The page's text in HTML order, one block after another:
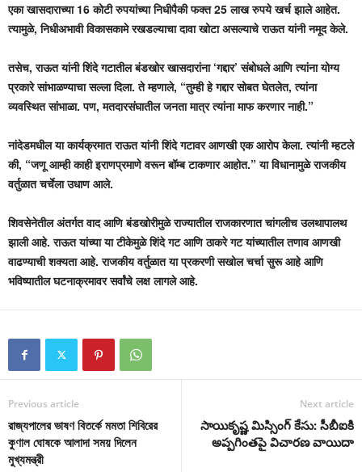
एका खासदाराच्या 16 कोटी रुपयांच्या निधीपैकी फक्त 25 लाख रुपये खर्च झाले आहेत.
त्यामुळे, निधीअभावी विकासकामे रखडल्याचा दावा खोटा असल्याचे राऊत यांनी नमूद केले.
तसेच, राऊत यांनी शिंदे गटातील बंडखोर खासदारांना ‘गद्दार’ संबोधले आणि त्यांना योग्य
प्रकारे सांभाळण्याचा सल्ला दिला. ते म्हणाले, “तुम्ही हे गद्दार सोबत घेतलेत, त्यांना
व्यवस्थित सांभाळा. पण, मतदारसंघातील जनता मात्र त्यांना माफ करणार नाही.”
नांदेडमधील या कार्यक्रमात राऊत यांनी शिंदे गटावर आणखी एक आरोप केला. त्यांनी म्हटले
की, “जणू आम्ही काही इराणप्रमाणे वरून बॉम्ब टाकणार आहोत.” या विधानामुळे राजकीय
वर्तुळात चर्चेला उधाण आले.
शिवसेनेतील अंतर्गत वाद आणि बंडखोरीमुळे राज्यातील राजकारणात चांगलीच उलथापालथ
झाली आहे. राऊत यांच्या या टीकेमुळे शिंदे गट आणि ठाकरे गट यांच्यातील तणाव आणखी
वाढण्याची शक्यता आहे. राजकीय वर्तुळात या प्रकरणी सखोल चर्चा सुरू आहे आणि
भविष्यातील घटनाक्रमावर सर्वांचे लक्ष लागले आहे.
Previous article
রাজ্যপালের ভাষণ বিতর্কে মমতা শিবিরের
কুণাল ঘোষকে আলাদা সময় দিলেন
মুখ্যমন্ত্রী
Next article
సాయికృష్ణ మిస్సింగ్ కేసు: సీబీఐకి
అప్పగింతపై విచారణ వాయిదా